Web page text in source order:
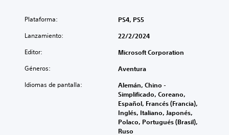
Plataforma: PS4, PS5
Lanzamiento: 22/2/2024
Editor: Microsoft Corporation
Géneros: Aventura
Idiomas de pantalla:
Alemán, Chino -
Simplificado, Coreano,
Español, Francés (Francia),
Inglés, Italiano, Japonés,
Polaco, Portugués (Brasil),
Ruso